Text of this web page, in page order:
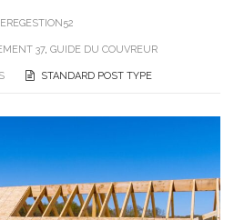
EREGESTION52
37, GUIDE DU COUVREUR
STANDARD POST TYPE